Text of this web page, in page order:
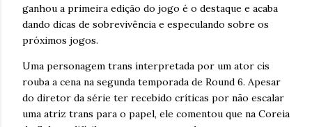
ganhou a primeira edição do jogo é o destaque e acaba
dando dicas de sobrevivência e especulando sobre os
próximos jogos.
Uma personagem trans interpretada por um ator cis
rouba a cena na segunda temporada de Round 6. Apesar
do diretor da série ter recebido críticas por não escalar
uma atriz trans para o papel, ele comentou que na Coreia